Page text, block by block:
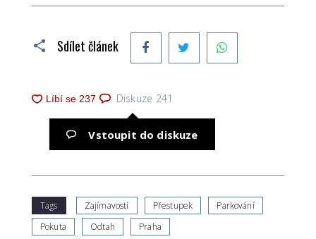
Sdílet článek FacebookTwitter
Diskuze 241
Vstoupit do diskuze
Tags Zajímavosti Přestupek
Parkování
Pokuta
Odtah Praha